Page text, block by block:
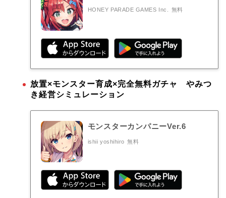
HONEY PARADE GAMES Inc. 無料
放置×モンスター育成×完全無料ガチャ やみつ
き経営シミュレーション
モンスターカンパニーVer.6
ishii yoshihiro 無料